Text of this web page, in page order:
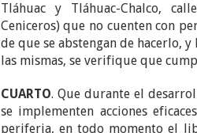
Tláhuac y Tláhuac-Chalco,
Ceniceros) que no cuenten con
de que se abstengan de hacerlo,
las mismas, se verifique que
CUARTO. Que durante el
se implementen acciones
periferia, en todo momento el